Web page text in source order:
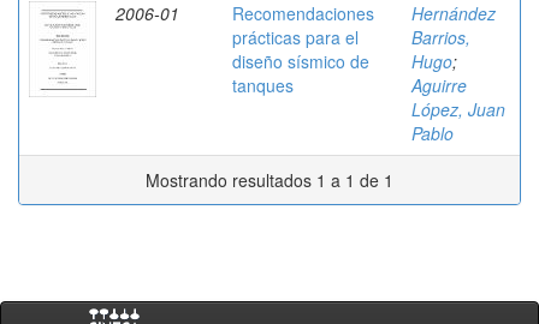
2006-01
Recomendaciones
prácticas para el
diseño sísmico de
tanques
Hernández
Barrios,
Hugo;
Aguirre
López, Juan
Pablo
Mostrando resultados 1 a 1 de 1